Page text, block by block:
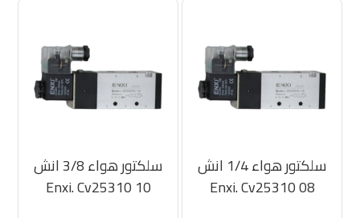
سلكتور هواء 1/4 انش
Enxi. Cv25310 08
سلكتور هواء 3/8 انش
Enxi. Cv25310 10